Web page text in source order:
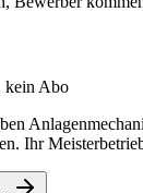
Abo
Ihr